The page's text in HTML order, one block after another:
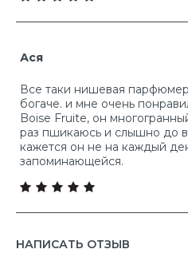
Ася
Все таки нишевая
богаче. и мне очень
Boise Fruite, он
раз пшикаюсь и слышно до
кажется он не на каждый
запоминающейся.
НАПИСАТЬ ОТЗЫВ